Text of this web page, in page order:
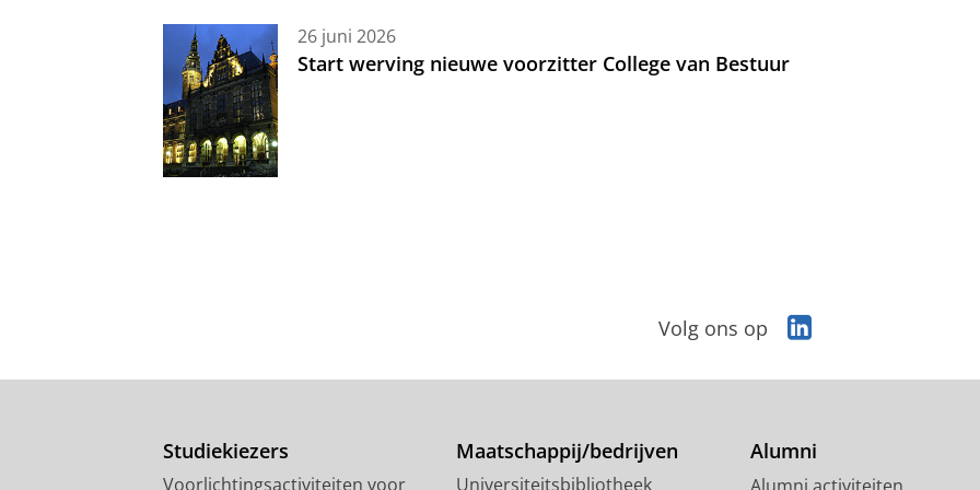
26 juni 2026
Start werving nieuwe voorzitter College van Bestuur
Volg ons op
n
d
Studiekiezers
Voorlichtingsactiviteiten voor
Maatschappij/bedrijven
Universiteitsbibliotheek
Alumni
Alumni activiteiten